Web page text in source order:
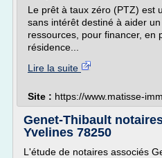
Le prêt à taux zéro (PTZ) est
sans intérêt destiné à aider
ressources, pour financer, en
résidence...
Lire la suite
Site : https://www.matisse-
Genet-Thibault
Yvelines 78250
L'étude de notaires associés